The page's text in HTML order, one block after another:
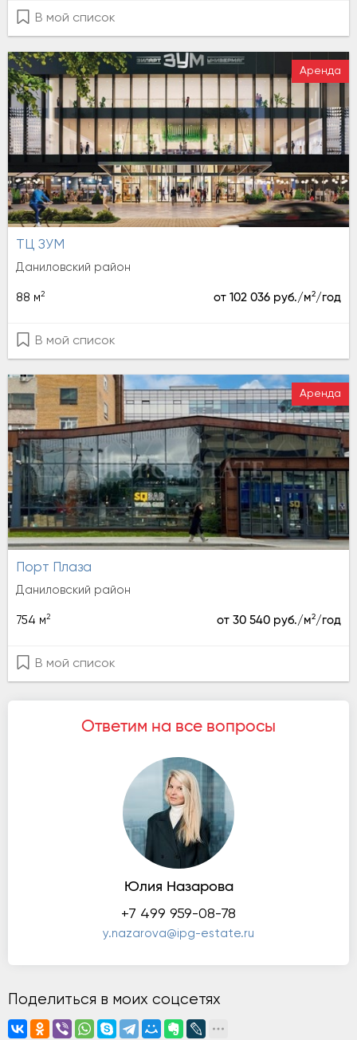
В мой список
Аренда
ТЦ ЗУМ
Даниловский район
88 м2 от 102 036 руб./м2/год
В мой список
Аренда
Порт Плаза
Даниловский район
754 м2 от 30 540 руб./м2/год
В мой список
Ответим на все вопросы
Юлия Назарова
+7 499 959-08-78
y.nazarova@ipg-estate.ru
Поделиться в моих соцсетях